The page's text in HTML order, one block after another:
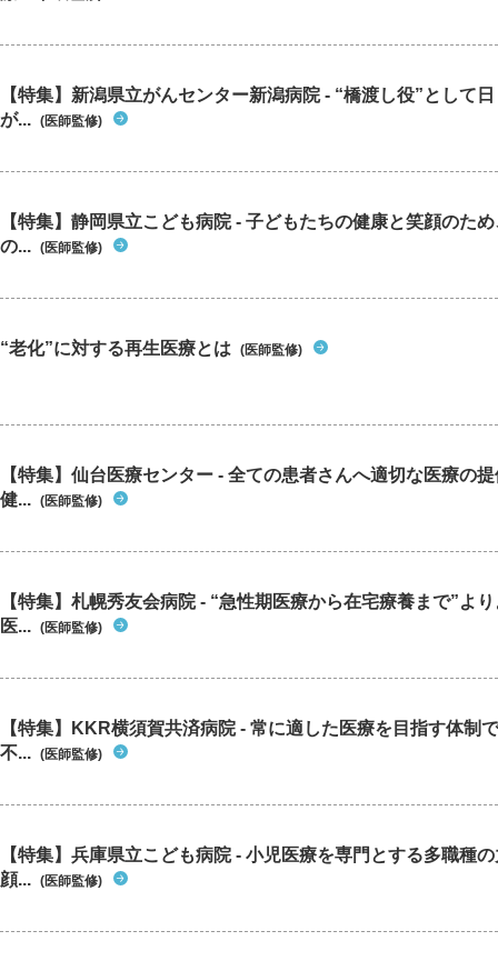
【特集】新潟県立がんセンター新潟病院 - “橋渡し役”として
が... (医師監修)
【特集】静岡県立こども病院 - 子どもたちの健康と笑顔のた
の... (医師監修)
“老化”に対する再生医療とは (医師監修)
【特集】仙台医療センター - 全ての患者さんへ適切な医療の
健... (医師監修)
【特集】札幌秀友会病院 - “急性期医療から在宅療養まで”よ
医... (医師監修)
【特集】KKR横須賀共済病院 - 常に適した医療を目指す体制
不... (医師監修)
【特集】兵庫県立こども病院 - 小児医療を専門とする多職種
顔... (医師監修)